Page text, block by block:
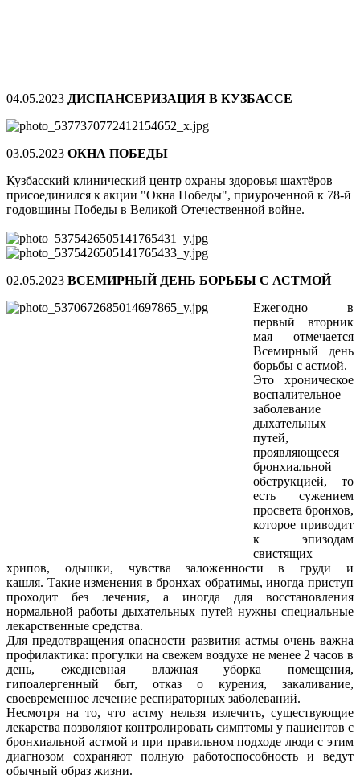
04.05.2023 ДИСПАНСЕРИЗАЦИЯ В КУЗБАССЕ
03.05.2023 ОКНА ПОБЕДЫ
Кузбасский клинический центр охраны здоровья шахтёров
присоединился к акции "Окна Победы", приуроченной к 78-й
годовщины Победы в Великой Отечественной войне.
02.05.2023 ВСЕМИРНЫЙ ДЕНЬ БОРЬБЫ С АСТМОЙ
Ежегодно в
первый вторник
мая отмечается
Всемирный день
борьбы с астмой.
Это хроническое
воспалительное
заболевание
дыхательных
путей,
проявляющееся
бронхиальной
обструкцией, то
есть сужением
просвета бронхов,
которое приводит
к эпизодам
свистящих
хрипов, одышки, чувства заложенности в груди и
кашля. Такие изменения в бронхах обратимы, иногда приступ
проходит без лечения, а иногда для восстановления
нормальной работы дыхательных путей нужны специальные
лекарственные средства.
Для предотвращения опасности развития астмы очень важна
профилактика: прогулки на свежем воздухе не менее 2 часов в
день, ежедневная влажная уборка помещения,
гипоалергенный быт, отказ о курения, закаливание,
своевременное лечение респираторных заболеваний.
Несмотря на то, что астму нельзя излечить, существующие
лекарства позволяют контролировать симптомы у пациентов с
бронхиальной астмой и при правильном подходе люди с этим
диагнозом сохраняют полную работоспособность и ведут
обычный образ жизни.